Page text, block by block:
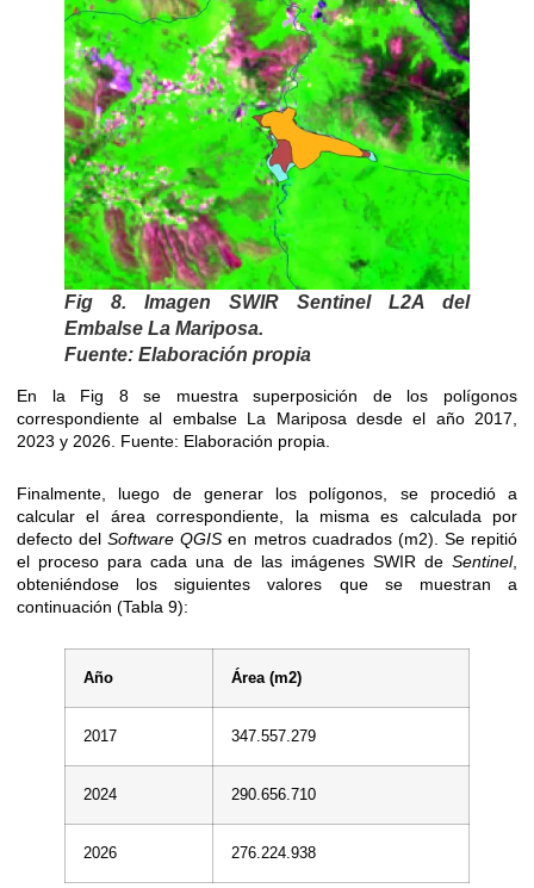
Fig 8. Imagen SWIR Sentinel L2A del
Embalse La Mariposa.
Fuente: Elaboración propia
En la Fig 8 se muestra superposición de los polígonos
correspondiente al embalse La Mariposa desde el año 2017,
2023 y 2026. Fuente: Elaboración propia.
Finalmente, luego de generar los polígonos, se procedió a
calcular el área correspondiente, la misma es calculada por
defecto delSoftware QGIS en metros cuadrados (m2). Se repitió
el proceso para cada una de las imágenes SWIR de Sentinel,
obteniéndose los siguientes valores que se muestran a
continuación (Tabla 9):
Año Área (m2)
2017 347.557.279
2024 290.656.710
2026 276.224.938